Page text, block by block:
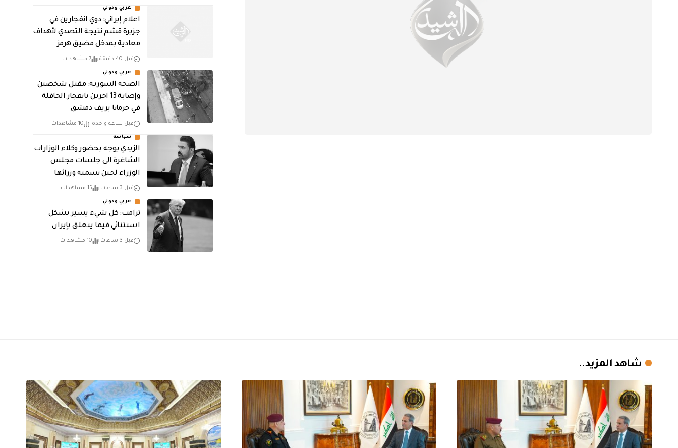
عربي ودولي
اعلام إيراني: دوي انفجارين في
جزيرة قشم نتيجة التصدي لأهداف
معادية بمدخل مضيق هرمز
قبل 40 دقيقة 7 مشاهدات
عربي ودولي
الصحة السورية: مقتل شخصين
وإصابة 13 اخرين بانفجار الحافلة
في جرمانا بريف دمشق
قبل ساعة واحدة 10 مشاهدات
سياسة
الزيدي يوجه بحضور وكلاء الوزارات
الشاغرة الى جلسات مجلس
الوزراء لحين تسمية وزرائها
قبل 3 ساعات 15 مشاهدات
عربي ودولي
ترامب: كل شيء يسير بشكل
استثنائي فيما يتعلق بإيران
قبل 3 ساعات 10 مشاهدات
شاهد المزيد..